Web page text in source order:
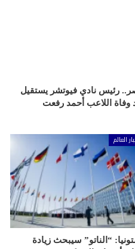
رئيس نادي فيوتشر يستقيل
وفاة اللاعب أحمد رفعت
العالم
“الناتو” سيبحث زيادة